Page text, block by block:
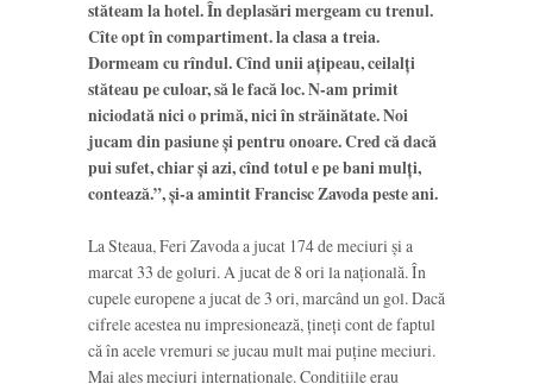
stăteam la hotel. În deplasări mergeam cu trenul.
Cîte opt în compartiment. la clasa a treia.
Dormeam cu rîndul. Cînd unii aţipeau, ceilalţi
stăteau pe culoar, să le facă loc. N-am pri­mit
niciodată nici o primă, nici în străinătate. Noi
jucam din pa­siune şi pen­tru onoare. Cred că dacă
pui sufet, chiar şi azi, cînd totul e pe bani mulţi,
contează.”, și-a amintit Francisc Zavoda peste ani.
La Steaua, Feri Zavoda a jucat 174 de meciuri și a
marcat 33 de goluri. A jucat de 8 ori la națională. În
cupele europene a jucat de 3 ori, marcând un gol. Dacă
cifrele acestea nu impresionează, țineți cont de faptul
că în acele vremuri se jucau mult mai puține meciuri.
Mai ales meciuri internaționale. Condițiile erau